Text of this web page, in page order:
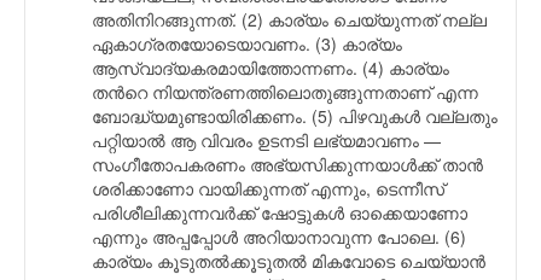
അതിനിറങ്ങുന്നത്. (2) കാര്യം ചെയ്യുന്നത് നല്ല
ഏകാഗ്രതയോടെയാവണം. (3) കാര്യം
ആസ്വാദ്യകരമായിത്തോന്നണം. (4) കാര്യം
തന്‍റെ നിയന്ത്രണത്തിലൊതുങ്ങുന്നതാണ് എന്ന
ബോദ്ധ്യമുണ്ടായിരിക്കണം. (5) പിഴവുകള്‍ വല്ലതും
പറ്റിയാല്‍ ആ വിവരം ഉടനടി ലഭ്യമാവണം —
സംഗീതോപകരണം അഭ്യസിക്കുന്നയാള്‍ക്ക് താന്‍
ശരിക്കാണോ വായിക്കുന്നത് എന്നും, ടെന്നീസ്
പരിശീലിക്കുന്നവര്‍ക്ക് ഷോട്ടുകള്‍ ഓക്കെയാണോ
എന്നും അപ്പപ്പോള്‍ അറിയാനാവുന്ന പോലെ. (6)
കാര്യം കൂടുതല്‍ക്കൂടുതല്‍ മികവോടെ ചെയ്യാന്‍